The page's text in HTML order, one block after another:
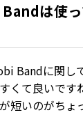
は使
Bandに関し
くて良いです
短いのがちょ